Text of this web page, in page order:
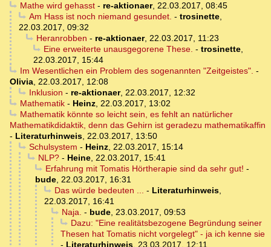
Mathe wird gehasst- re-aktionaer, 22.03.2017, 08:45
Am Hass ist noch niemand gesundet. - trosinette,
22.03.2017, 09:32
Heranrobben - re-aktionaer, 22.03.2017, 11:23
Eine erweiterte unausgegorene These. - trosinette,
22.03.2017, 15:44
Im Wesentlichen ein Problem des sogenannten "Zeitgeistes". -
Olivia, 22.03.2017, 12:08
Inklusion - re-aktionaer, 22.03.2017, 12:32
Mathematik- Heinz, 22.03.2017, 13:02
Mathematik könnte so leicht sein, es fehlt an natürlicher
Mathematikdidaktik, denn das Gehirn ist geradezu mathematikaffin
- Literaturhinweis, 22.03.2017, 13:50
Schulsystem - Heinz, 22.03.2017, 15:14
NLP?- Heine, 22.03.2017, 15:41
Erfahrung mit Tomatis Hörtherapie sind da sehr gut! -
bude, 22.03.2017, 16:31
Das würde bedeuten ... - Literaturhinweis,
22.03.2017, 16:41
Naja. - bude, 23.03.2017, 09:53
Dazu: "Eine realitätsbezogene Begründung seiner
Thesen hat Tomatis nicht vorgelegt" - ja ich kenne sie
- Literaturhinweis, 23.03.2017, 12:11